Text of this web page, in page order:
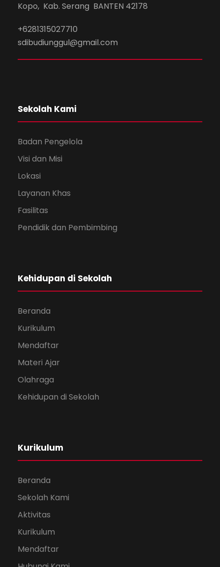
Kopo, Kab. Serang BANTEN 42178
+6281315027710
sdibudiunggul@gmail.com
Sekolah Kami
Badan Pengelola
Visi dan Misi
Lokasi
Layanan Khas
Fasilitas
Pendidik dan Pembimbing
Kehidupan di Sekolah
Beranda
Kurikulum
Mendaftar
Materi Ajar
Olahraga
Kehidupan di Sekolah
Kurikulum
Beranda
Sekolah Kami
Aktivitas
Kurikulum
Mendaftar